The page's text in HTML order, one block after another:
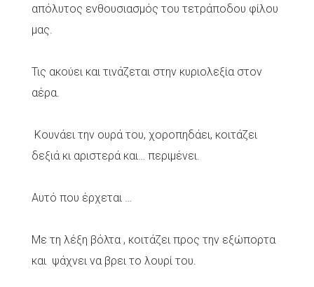
απόλυτος ενθουσιασμός του τετράποδου φίλου
μας.
Τις ακούει και τινάζεται στην κυριολεξία στον
αέρα.
Κουνάει την ουρά του, χοροπηδάει, κοιτάζει
δεξιά κι αριστερά και… περιμένει.
Αυτό που έρχεται …
Με τη λέξη βόλτα , κοιτάζει προς την εξώπορτα
και ψάχνει να βρει το λουρί του.